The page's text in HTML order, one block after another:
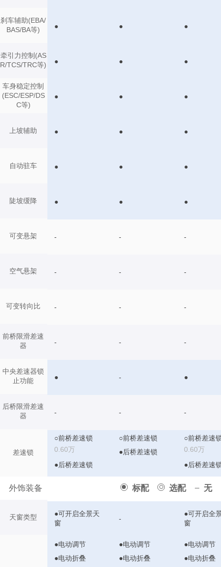
刹车辅助(EBA/
BAS/BA等)
牵引力控制(AS
R/TCS/TRC等)
车身稳定控制
(ESC/ESP/DS
C等)
上坡辅助
自动驻车
陡坡缓降
可变悬架
空气悬架
可变转向比
前桥限滑差速
器
中央差速器锁
止功能
后桥限滑差速
器
差速锁
外饰装备 标配 选配 无
天窗类型
● ● ●
● ● ●
● ● ●
● ● ●
● ● ●
● ● ●
- - -
- - -
- - -
- - -
● - ●
- - -
○前桥差速锁
0.60万
●后桥差速锁
○前桥差速锁
●后桥差速锁
○前桥差速
0.60万
●后桥差速
●可开启全景天
窗
-
●可开启全
窗
●电动调节
●电动折叠
●电动调节
●电动折叠
●电动调节
●电动折叠